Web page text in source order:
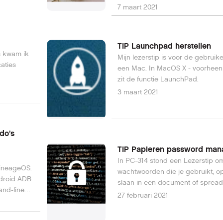
kwam ik
ADB
line
alert - een bericht - op WhatsApp
krijgen als de bel gaat.
7 maart 2021
TIP Launchpad herstellen
Mijn lezerstip is voor de
een Mac. In MacOS X -
zit de functie LaunchPad.
3 maart 2021
TIP Papieren password
In PC-314 stond een Lezerstip
wachtwoorden die je gebruikt,
slaan in een document of
27 februari 2021